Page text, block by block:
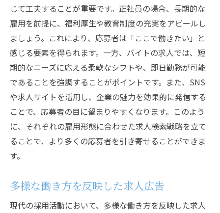
じて工夫することが重要です。正社員の場合、長期的な
雇用を前提に、福利厚生や教育制度の充実をアピールし
ましょう。これにより、応募者は「ここで働きたい」と
感じる要素を得られます。一方、バイトの求人では、短
期的なニーズに応える柔軟なシフトや、即日勤務が可能
であることを強調することがポイントです。また、SNS
や求人サイトを活用し、企業の魅力を効果的に発信する
ことで、応募者の目に留まりやすくなります。このよう
に、それぞれの雇用形態に合わせた求人検索戦略を立て
ることで、より多くの応募者を引き寄せることができま
す。
多様な働き方を反映した求人広告
現代の採用活動において、多様な働き方を反映した求人